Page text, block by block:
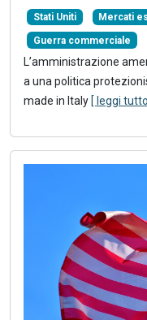
Stati Uniti Mercati
Guerra commerciale
L’amministrazione
a una politica
made in Italy [ leggi